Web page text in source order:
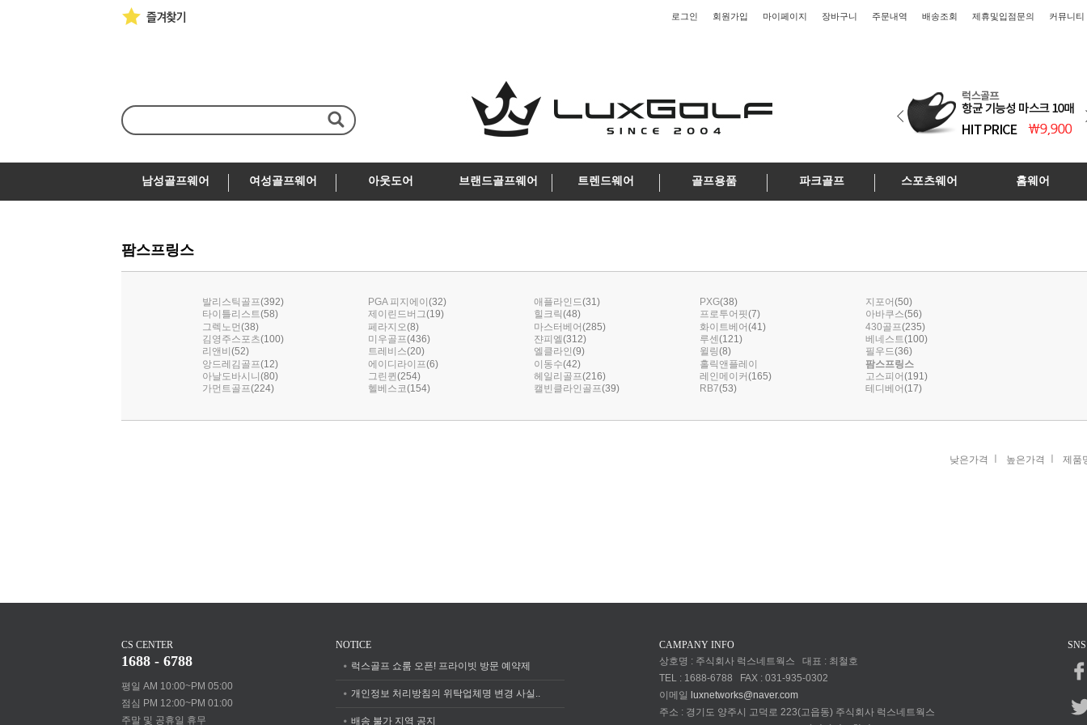
로그인 회원가입 마이페이지 장바구니 주문내역 배송조회 제휴및입점문의 커뮤니티
남성골프웨어 여성골프웨어 아웃도어 브랜드골프웨어 트렌드웨어 골프용품 파크골프 스포츠웨어 홈웨어
팜스프링스
발리스틱골프(392) PGA 피지에이 (32) 애플라인드(31) PXG(38) 지포어 (50)
타이틀리스트(58) 제이린드버그(19) 힐크릭(48) 프로투어핏(7) 아바쿠스(56)
그렉노먼(38) 페라지오(8) 마스터베어 (285) 화이트베어 (41) 430골프(235)
김영주스포츠(100) 미우골프(436) 쟌피엘(312) 루센(121) 베네스트(100)
리앤비 (52) 트레비스(20) 엘클라인(9) 윌링(8) 필우드(36)
앙드레김골프(12) 에이디라이프(6) 이동수(42) 홀릭앤플레이
팜스프링스
아날도바시니 (80) 그린퀸 (254) 헤일리골프(216) 레인메이커 (165) 고스피어 (191)
가먼트골프(224) 헬베스코(154) 캘빈클라인골프(39) RB7(53) 테디베어 (17)
낮은가격 ㅣ 높은가격 ㅣ 제품
CS CENTER
1688 - 6788
평일 AM 10:00~PM 05:00
점심 PM 12:00~PM 01:00
주말 및 공휴일 휴무
NOTICE
럭스골프 쇼룸 오픈! 프라이빗 방문 예약제
개인정보 처리방침의 위탁업체명 변경 사실..
배송 불가 지역 공지
CAMPANY INFO
상호명 : 주식회사 럭스네트웍스 대표 : 최철호
TEL : 1688-6788 FAX : 031-935-0302
이메일
luxnetworks@naver.com
주소 : 경기도 양주시 고덕로 223(고읍동) 주식회사 럭스네트웍스
SNS